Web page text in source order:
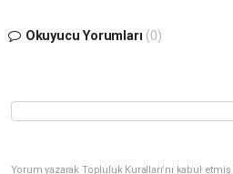
Okuyucu Yorumları (0)
Yorum yazarak Topluluk Kuralları’nı kabul